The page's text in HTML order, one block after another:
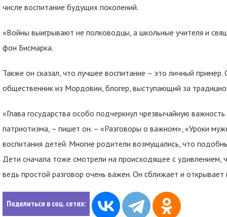
числе воспитание будущих поколений.
«Войны выигрывают не полководцы, а школьные учителя и
фон Бисмарка.
Также он сказал, что лучшее воспитание – это личный
общественник из Мордовии, блогер, выступающий за
«Глава государства особо подчеркнул чрезвычайную
патриотизма, – пишет он. – «Разговоры о важном», «Уроки
воспитания детей. Многие родители возмущались, что
Дети сначала тоже смотрели на происходящее с удивлением,
ведь простой разговор очень важен. Он сближает и открывает
Поделиться в соц. сетях: